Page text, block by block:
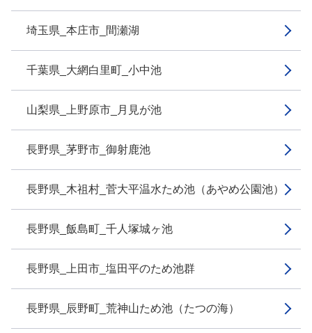
埼玉県_本庄市_間瀬湖
千葉県_大網白里町_小中池
山梨県_上野原市_月見が池
長野県_茅野市_御射鹿池
長野県_木祖村_菅大平温水ため池（あやめ公園池）
長野県_飯島町_千人塚城ヶ池
長野県_上田市_塩田平のため池群
長野県_辰野町_荒神山ため池（たつの海）